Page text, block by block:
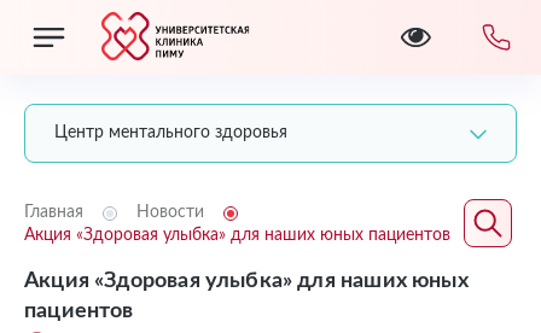
Центр ментального здоровья
Главная
Новости
Акция «Здоровая улыбка» для наших юных пациентов
Акция «Здоровая улыбка» для наших юных
пациентов